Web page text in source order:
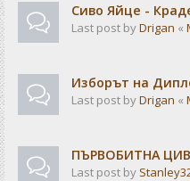
Сиво Яйце -
Last post byDrigan «
Изборът на
Last post byDrigan «
ПЪРВОБИТНА
Last post by